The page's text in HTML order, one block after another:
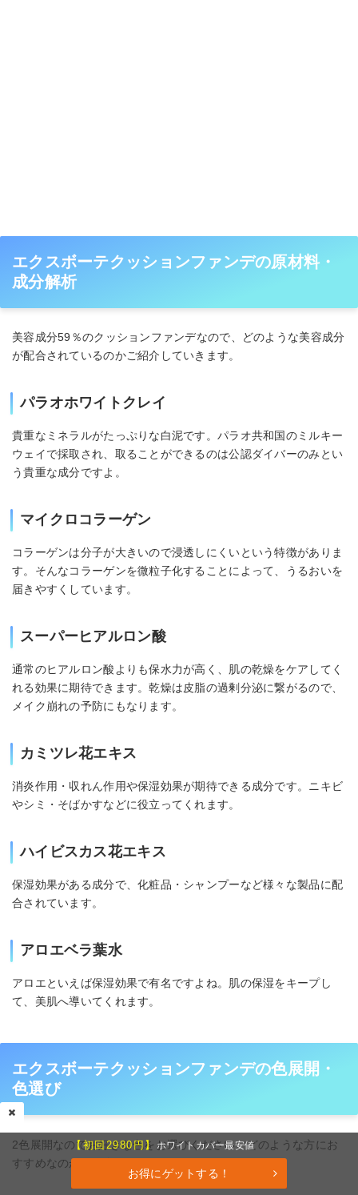
エクスボーテクッションファンデの原材料・
成分解析
美容成分59％のクッションファンデなので、どのような美容成分
が配合されているのかご紹介していきます。
パラオホワイトクレイ
貴重なミネラルがたっぷりな白泥です。パラオ共和国のミルキー
ウェイで採取され、取ることができるのは公認ダイバーのみとい
う貴重な成分ですよ。
マイクロコラーゲン
コラーゲンは分子が大きいので浸透しにくいという特徴がありま
す。そんなコラーゲンを微粒子化することによって、うるおいを
届きやすくしています。
スーパーヒアルロン酸
通常のヒアルロン酸よりも保水力が高く、肌の乾燥をケアしてく
れる効果に期待できます。乾燥は皮脂の過剰分泌に繋がるので、
メイク崩れの予防にもなります。
カミツレ花エキス
消炎作用・収れん作用や保湿効果が期待できる成分です。ニキビ
やシミ・そばかすなどに役立ってくれます。
ハイビスカス花エキス
保湿効果がある成分で、化粧品・シャンプーなど様々な製品に配
合されています。
アロエベラ葉水
アロエといえば保湿効果で有名ですよね。肌の保湿をキープし
て、美肌へ導いてくれます。
エクスボーテクッションファンデの色展開・
色選び
2色展開なのでお好きな色をお選びください。どのような方にお
すすめなのかご紹介します。
【初回2980円】 ホワイトカバー最安値
お得にゲットする！